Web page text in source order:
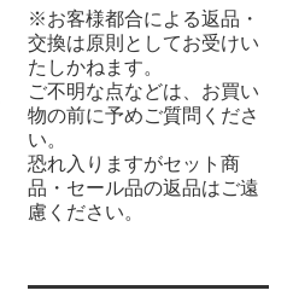
※お客様都合による返品・
交換は原則としてお受けい
たしかねます。
ご不明な点などは、お買い
物の前に予めご質問くださ
い。
恐れ入りますがセット商
品・セール品の返品はご遠
慮ください。